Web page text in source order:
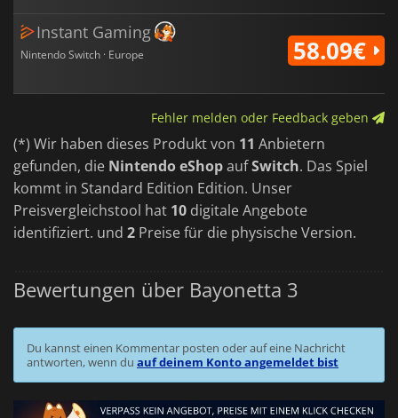
Instant Gaming
Nintendo Switch · Europe 58.09€
Fehler melden oder Feedback geben
(*) Wir haben dieses Produkt von 11 Anbietern
gefunden, die Nintendo eShopaufSwitch. Das Spiel
kommt in Standard Edition Edition. Unser
Preisvergleichstool hat 10 digitale Angebote
identifiziert. und 2 Preise für die physische Version.
Bewertungen über Bayonetta 3
Du kannst einen Kommentar posten oder auf eine Nachricht
antworten, wenn du auf deinem Konto angemeldet bist